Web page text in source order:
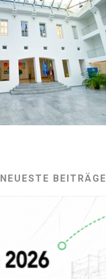
NEUESTE BEITRÄGE